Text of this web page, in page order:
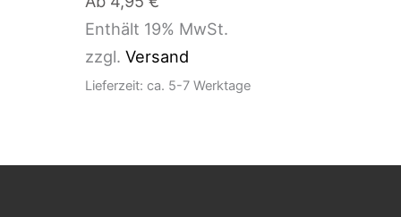
Enthält 19% MwSt.
zzgl. Versand
Lieferzeit: ca. 5-7 Werktage